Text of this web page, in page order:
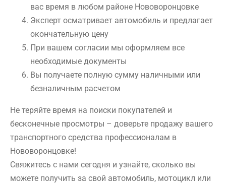
вас время в любом районе Нововоронцовке
Эксперт осматривает автомобиль и предлагает
окончательную цену
При вашем согласии мы оформляем все
необходимые документы
Вы получаете полную сумму наличными или
безналичным расчетом
Не теряйте время на поиски покупателей и
бесконечные просмотры – доверьте продажу вашего
транспортного средства профессионалам в
Нововоронцовке!
Свяжитесь с нами сегодня и узнайте, сколько вы
можете получить за свой автомобиль, мотоцикл или